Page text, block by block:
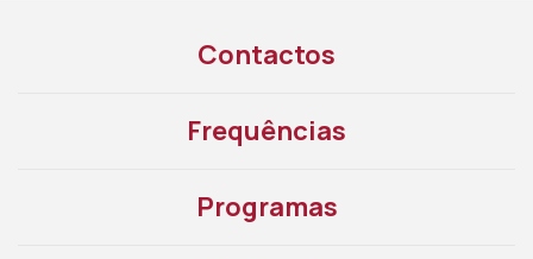
Contactos
Frequências
Programas